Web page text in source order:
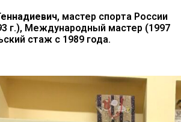
, мастер спорта России
г.), Международный мастер (1997
стаж с 1989 года.